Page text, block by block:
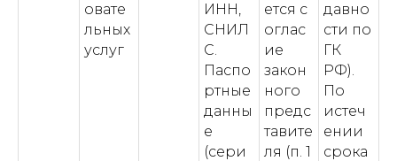
овате
льных
услуг
ИНН,
СНИЛ
С.
Паспо
ртные
данны
е
(сери
ется с
оглас
ие
закон
ного
предс
тавите
ля (п. 1
давно
сти по
ГК
РФ).
По
истеч
ении
срока